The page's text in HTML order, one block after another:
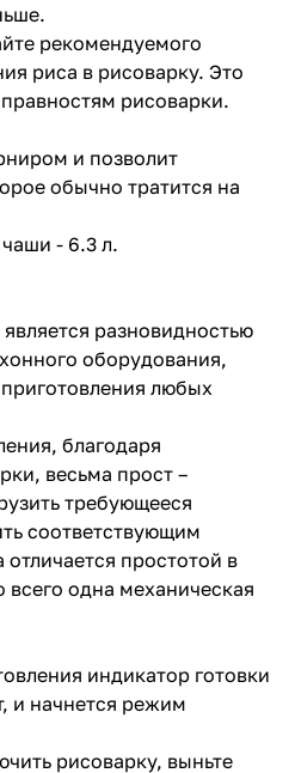
рекомендуемого
риса в рисоварку. Это
рисоварки.
и позволит
обычно тратится на
- 6.3 л.
разновидностью
оборудования,
любых
благодаря
весьма прост –
требующееся
соответствующим
простотой в
одна механическая
индикатор готовки
и начнется режим
рисоварку, выньте